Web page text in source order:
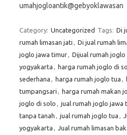
umahjogloantik@gebyoklawasan
Category: Uncategorized Tags: Di
rumah limasan jati , Di jual rumah
joglo jawa timur, Dijual rumah joglo
yogyakarta , harga rumah joglo di
sederhana , harga rumah joglo tua ,
tumpangsari , harga rumah makan
joglo di solo , jual rumah joglo jawa
tanpa tanah , jual rumah joglo tua ,
yogyakarta , Jual rumah limasan